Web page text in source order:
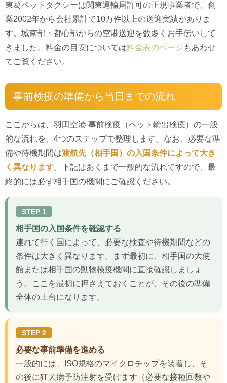
東葛ペットタクシーは関東運輸局許可の正規事業者で、創
業2002年から会社累計で10万件以上の送迎実績がありま
す。城南部・都心部からの空港送迎を数多くお手伝いして
きました。料金の目安については料金表のページ もあわせ
てご覧ください。
事前検疫の準備から当日までの流れ
ここからは、羽田空港 事前検疫（ペット輸出検疫）の一般
的な流れを、4つのステップで整理します。なお、必要な準
備や待機期間は渡航先（相手国）の入国条件によって大き
く異なります。下記はあくまで一般的な流れですので、最
終的には必ず相手国の機関にご確認ください。
STEP 1
相手国の入国条件を確認する
連れて行く国によって、必要な検査や待機期間などの
条件は大きく異なります。まず最初に、相手国の大使
館または相手国の動物検疫機関に直接確認しましょ
う。ここを最初に押さえておくことが、その後の準備
全体の土台になります。
STEP 2
必要な事前準備を進める
一般的には、ISO規格のマイクロチップを装着し、そ
の後に狂犬病予防注射を受けます（必要な接種回数や